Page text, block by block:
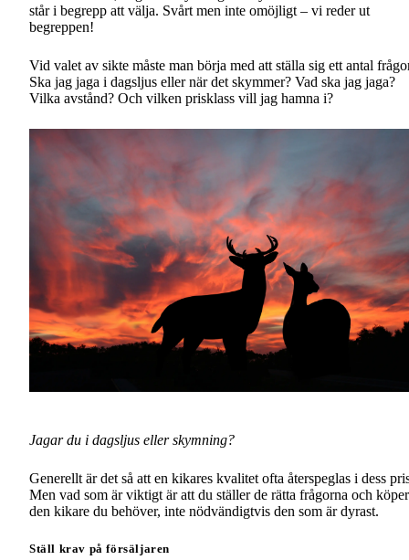
står i begrepp att välja. Svårt men inte omöjligt – vi reder ut
begreppen!
Vid valet av sikte måste man börja med att ställa sig ett antal
Ska jag jaga i dagsljus eller när det skymmer? Vad ska jag jaga?
Vilka avstånd? Och vilken prisklass vill jag hamna i?
Jagar du i dagsljus eller skymning?
Generellt är det så att en kikares kvalitet ofta återspeglas i dess
Men vad som är viktigt är att du ställer de rätta frågorna och köper
den kikare du behöver, inte nödvändigtvis den som är dyrast.
Ställ krav på försäljaren